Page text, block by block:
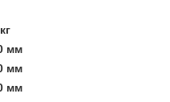
мм
мм
мм